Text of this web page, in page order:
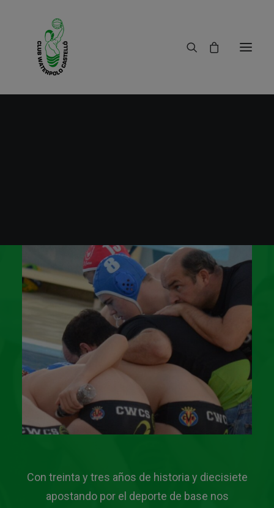
Con treinta y tres años de historia y diecisiete
apostando por el deporte de base nos